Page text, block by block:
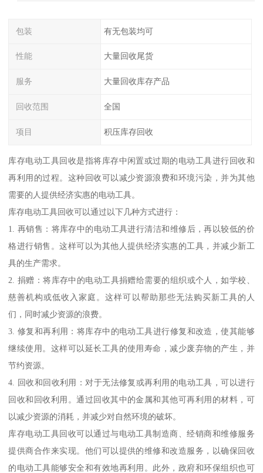
包装 有无包装均可
性能 大量回收尾货
服务 大量回收库存产品
回收范围 全国
项目 积压库存回收
库存电动工具回收是指将库存中闲置或过期的电动工具进行回收和
再利用的过程。这种回收可以减少资源浪费和环境污染，并为其他
需要的人提供经济实惠的电动工具。
库存电动工具回收可以通过以下几种方式进行：
1. 再销售：将库存中的电动工具进行清洁和维修后，再以较低的价
格进行销售。这样可以为其他人提供经济实惠的工具，并减少新工
具的生产需求。
2. 捐赠：将库存中的电动工具捐赠给需要的组织或个人，如学校、
慈善机构或低收入家庭。这样可以帮助那些无法购买新工具的人
们，同时减少资源的浪费。
3. 修复和再利用：将库存中的电动工具进行修复和改造，使其能够
继续使用。这样可以延长工具的使用寿命，减少废弃物的产生，并
节约资源。
4. 回收和回收利用：对于无法修复或再利用的电动工具，可以进行
回收和回收利用。通过回收其中的金属和其他可再利用的材料，可
以减少资源的消耗，并减少对自然环境的破坏。
库存电动工具回收可以通过与电动工具制造商、经销商和维修服务
提供商合作来实现。他们可以提供的维修和改造服务，以确保回收
的电动工具能够安全和有效地再利用。此外，政府和环保组织也可